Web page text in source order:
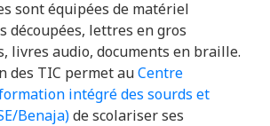
sont équipées de matériel
découpées, lettres en gros
livres audio, documents en braille.
des TIC permet auCentre
intégré des sourds et
Benaja)de scolariser ses